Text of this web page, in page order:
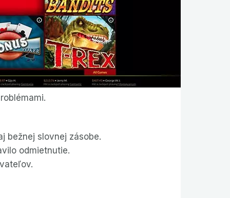
bežnej slovnej zásobe.
odmietnutie.